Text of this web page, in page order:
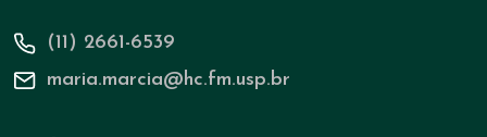
(11) 2661-6539
maria.marcia@hc.fm.usp.br